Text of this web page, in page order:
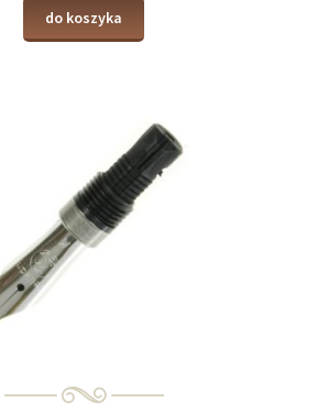
do koszyka